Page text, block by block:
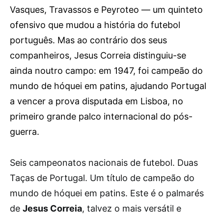
Vasques, Travassos e Peyroteo — um quinteto
ofensivo que mudou a história do futebol
português. Mas ao contrário dos seus
companheiros, Jesus Correia distinguiu-se
ainda noutro campo: em 1947, foi campeão do
mundo de hóquei em patins, ajudando Portugal
a vencer a prova disputada em Lisboa, no
primeiro grande palco internacional do pós-
guerra.
Seis campeonatos nacionais de futebol. Duas
Taças de Portugal. Um título de campeão do
mundo de hóquei em patins. Este é o palmarés
de Jesus Correia, talvez o mais versátil e